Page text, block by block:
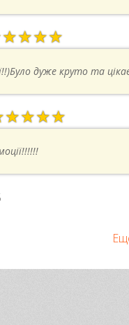
дуже круто та